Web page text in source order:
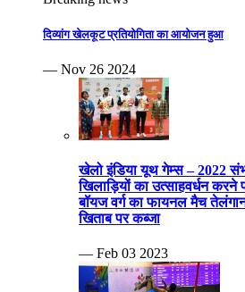
दिव्यांग खेलकूट प्रतियोगिता का आयोजन हुआ
— Nov 26 2024
खेलो इंडिया यूथ गेम्स – 2022
खिलाड़ियों का उत्साहवर्धन करने
बॉयज वर्ग का फायनल मैच
खिताब पर कब्जा
— Feb 03 2023